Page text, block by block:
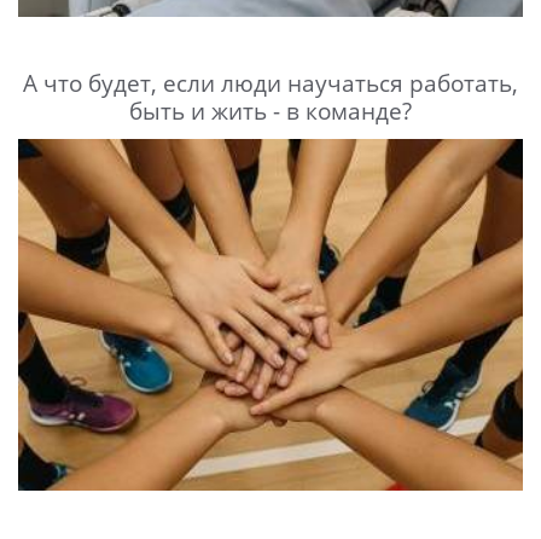
А что будет, если люди научаться работать,
быть и жить - в команде?